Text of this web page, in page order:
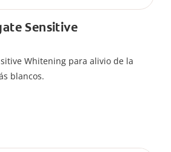
Sensitive
Whitening para alivio de la
blancos.